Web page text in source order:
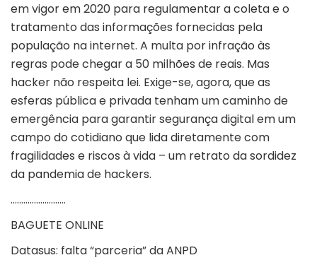
em vigor em 2020 para regulamentar a coleta e o
tratamento das informações fornecidas pela
população na internet. A multa por infração às
regras pode chegar a 50 milhões de reais. Mas
hacker não respeita lei. Exige-se, agora, que as
esferas pública e privada tenham um caminho de
emergência para garantir segurança digital em um
campo do cotidiano que lida diretamente com
fragilidades e riscos à vida – um retrato da sordidez
da pandemia de hackers.
……………………..
BAGUETE ONLINE
Datasus: falta “parceria” da ANPD